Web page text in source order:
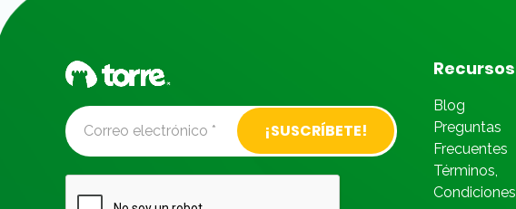
Alternative:
Recursos
Blog
Preguntas
Frecuentes
Términos,
Condiciones